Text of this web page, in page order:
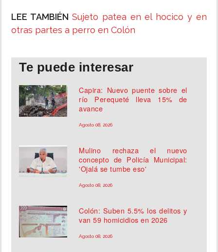
LEE TAMBIÉN Sujeto patea en el hocico y en
otras partes a perro en Colón
Te puede interesar
Capira: Nuevo puente sobre el
río Perequeté lleva 15% de
avance
Agosto 08, 2026
Mulino rechaza el nuevo
concepto de Policía Municipal:
'Ojalá se tumbe eso'
Agosto 08, 2026
Colón: Suben 5.5% los delitos y
van 59 homicidios en 2026
Agosto 08, 2026